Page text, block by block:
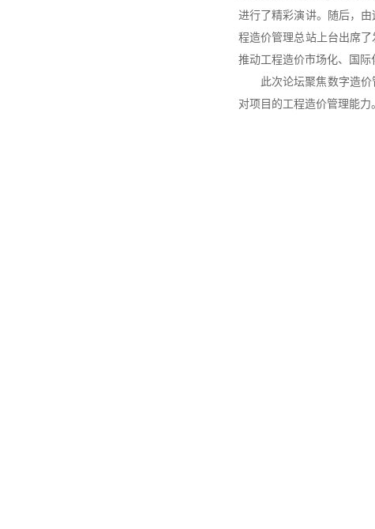
进行了精彩演讲。随后，
程造价管理总站上台出席
推动工程造价市场化、国际
此次论坛聚焦数字造
对项目的工程造价管理能